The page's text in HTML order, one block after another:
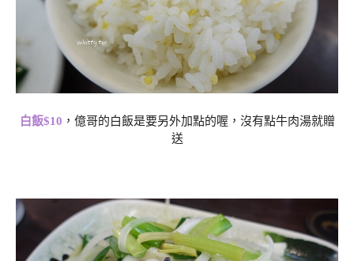
白飯$10 ，億哥的白飯是要另外加點的喔，沒有點牛肉湯就贈
送